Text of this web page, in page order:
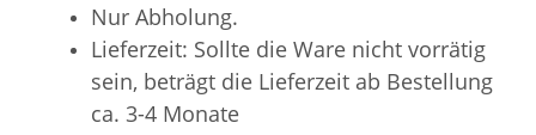
Nur Abholung.
Lieferzeit: Sollte die Ware nicht vorrätig
sein, beträgt die Lieferzeit ab Bestellung
ca. 3-4 Monate